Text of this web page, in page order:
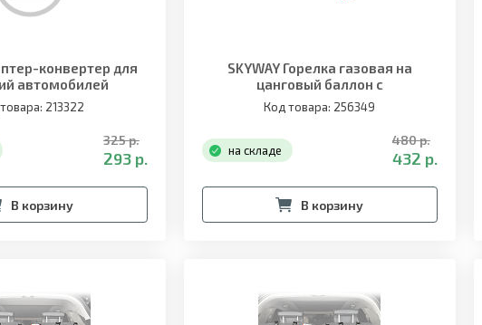
конвертер для
автомобилей
213322
325 р.
293 р.
В корзину
SKYWAY Горелка газовая на
цанговый баллон с
пьезоподжигом 1003
Код товара: 256349
на складе
480 р.
432 р.
В корзину